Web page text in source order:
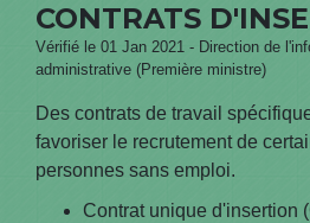
CONTRATS
Vérifié le 01 Jan 2021 - Direction de
administrative (Première ministre)
Des contrats de travail
favoriser le recrutement de
personnes sans emploi.
Contrat unique d'insertion